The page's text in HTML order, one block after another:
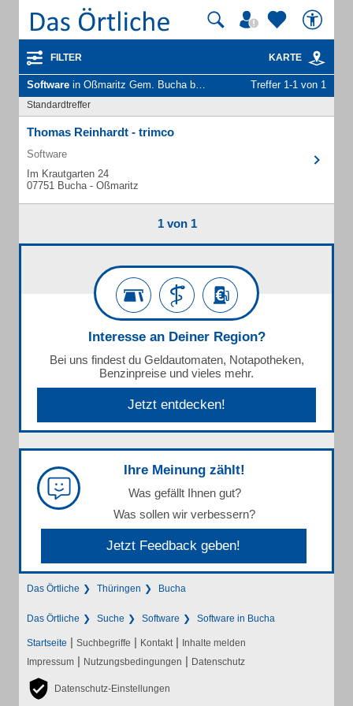
FILTER KARTE
Software in Oßmaritz Gem. Bucha b Jena Treffer 1-1 von 1
Standardtreffer
Thomas Reinhardt - trimco
Software
Im Krautgarten 24
07751 Bucha - Oßmaritz
1 von 1
Interesse an Deiner Region?
Bei uns findest du Geldautomaten, Notapotheken,
Benzinpreise und vieles mehr.
Jetzt entdecken!
Ihre Meinung zählt!
Was gefällt Ihnen gut?
Was sollen wir verbessern?
Jetzt Feedback geben!
Das Örtliche Thüringen Bucha
Das Örtliche Suche Software Software in Bucha
Startseite | Suchbegriffe | Kontakt | Inhalte melden
Impressum | Nutzungsbedingungen | Datenschutz
Datenschutz-Einstellungen